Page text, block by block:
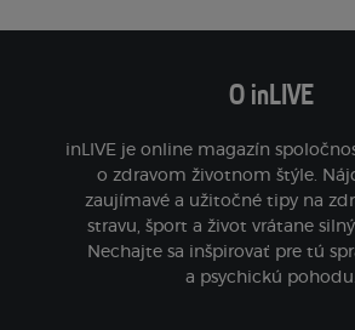
O inLIVE
inLIVE je online magazín
o zdravom životnom štýle.
zaujímavé a užitočné tipy na
stravu, šport a život vrátane
Nechajte sa inšpirovať pre tú
a psychickú pohodu.